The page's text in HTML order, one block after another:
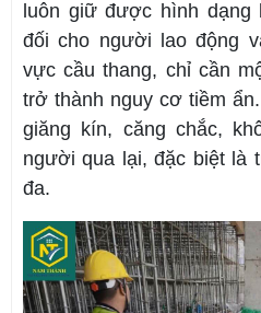
luôn giữ được hình dạng
đối cho người lao động
vực cầu thang, chỉ cần
trở thành nguy cơ tiềm
giăng kín, căng chắc,
người qua lại, đặc biệt là
đa.